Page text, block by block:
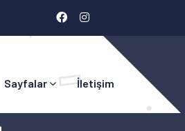
Sayfalar İletişim